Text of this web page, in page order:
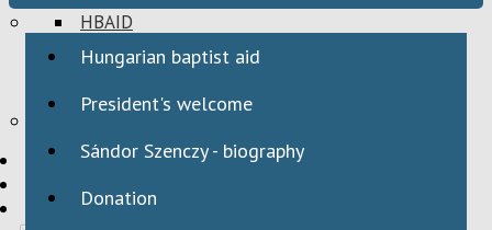
HBAID
DOMESTIC PROGRAMS
HBAID
INTERNATIONAL PROGRAMS
Hungarian baptist aid
President's welcome
Sándor Szenczy - biography
Donation